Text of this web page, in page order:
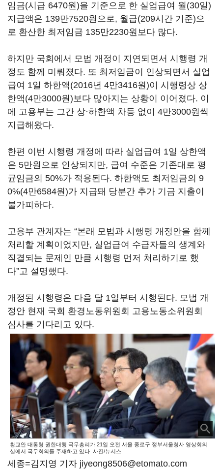
임금(시급 6470원)을 기준으로 한 실업급여 월(30일)
지급액은 139만7520원으로, 월급(209시간 기준)으
로 환산한 최저임금 135만2230원보다 많다.
하지만 국회에서 모법 개정이 지연되면서 시행령 개
정도 함께 미뤄졌다. 또 최저임금이 인상되면서 실업
급여 1일 하한액(2016년 4만3416원)이 시행령상 상
한액(4만3000원)보다 많아지는 상황이 이어졌다. 이
에 고용부는 그간 상·하한액 차등 없이 4만3000원씩
지급해왔다.
한편 이번 시행령 개정에 따라 실업급여 1일 상한액
은 5만원으로 인상되지만, 급여 수준은 기존대로 평
균임금의 50%가 적용된다. 하한액도 최저임금의 9
0%(4만6584원)가 지급돼 당분간 추가 기금 지출이
불가피하다.
고용부 관계자는 “본래 모법과 시행령 개정안을 함께
처리할 계획이었지만, 실업급여 수급자들의 생계와
직결되는 문제인 만큼 시행령 먼저 처리하기로 했
다”고 설명했다.
개정된 시행령은 다음 달 1일부터 시행된다. 모법 개
정안 현재 국회 환경노동위원회 고용노동소위원회
심사를 기다리고 있다.
황교안 대통령 권한대행 국무총리가 21일 오전 서울 종로구 정부서울청사 영상회의
실에서 국무회의를 주재하고 있다. 사진/뉴시스
세종=김지영 기자 jiyeong8506@etomato.com